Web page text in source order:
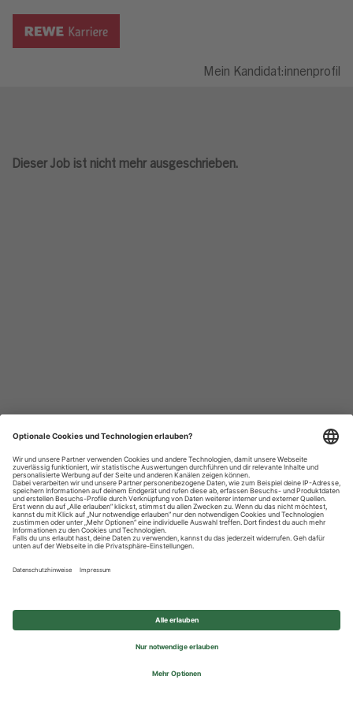
Mein Kandidat:innenprofil
Dieser Job ist nicht mehr ausgeschrieben.
Datenschutzhinweise
Impressum
Privatsphäre-Einstellungen
© 2026 REWE Group - All rights reserved